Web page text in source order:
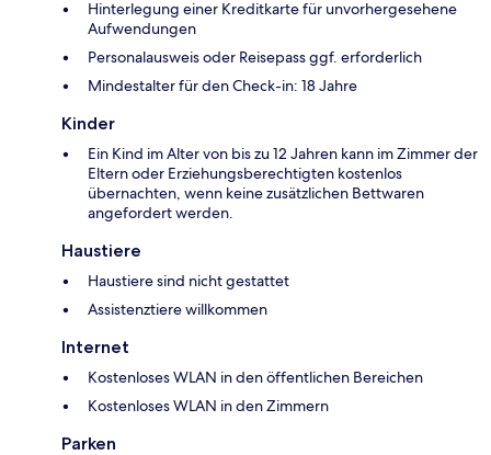
Hinterlegung einer Kreditkarte für unvorhergesehene
Aufwendungen
Personalausweis oder Reisepass ggf. erforderlich
Mindestalter für den Check-in: 18 Jahre
Kinder
Ein Kind im Alter von bis zu 12 Jahren kann im Zimmer der
Eltern oder Erziehungsberechtigten kostenlos
übernachten, wenn keine zusätzlichen Bettwaren
angefordert werden.
Haustiere
Haustiere sind nicht gestattet
Assistenztiere willkommen
Internet
Kostenloses WLAN in den öffentlichen Bereichen
Kostenloses WLAN in den Zimmern
Parken